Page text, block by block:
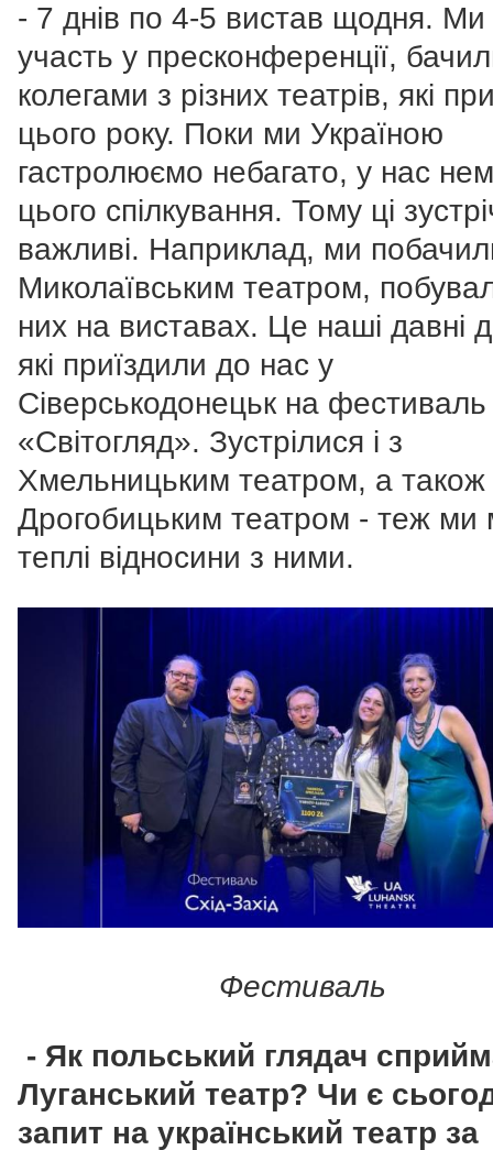
- 7 днів по 4-5 вистав щодня. Ми
участь у пресконференції,
колегами з різних театрів, які
цього року. Поки ми Україною
гастролюємо небагато, у нас
цього спілкування. Тому ці
важливі. Наприклад, ми
Миколаївським театром,
них на виставах. Це наші давні
які приїздили до нас у
Сіверськодонецьк на фестиваль
«Світогляд». Зустрілися і з
Хмельницьким театром, а також
Дрогобицьким театром - теж ми
теплі відносини з ними.
Фестиваль
- Як польський глядач
Луганський театр? Чи є
запит на український театр за